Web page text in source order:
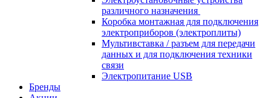
различного назначения
Коробка монтажная для подключения
электроприборов (электроплиты)
Мультивставка / разъем для передачи
данных и для подключения техники
связи
Электропитание USB
Бренды